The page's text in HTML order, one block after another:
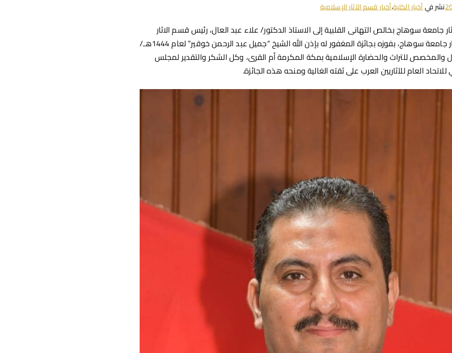
نشر فيأخبار الكلية،أخبار قسم الآثار الإسلامية
جامعة سوهاج بخالص التهانى القلبية إلى الاستاذ الدكتور/ علاء عبد العال، رئيس قسم الاثار
الاسلامية بكلية الاثار جامعة سوهاج، بفوزه بجائزة المغفور له بإذن الله الشيخ “جميل عبد الرحمن خوقير” لعام 1444هـ/
والمخصص للتراث والحضارة الإسلامية بمكة المكرمة أم القرى، وكل الشكر والتقدير لمجلس
العام للآثاريين العرب على ثقته الغالية ومنحه هذه الجائزة.